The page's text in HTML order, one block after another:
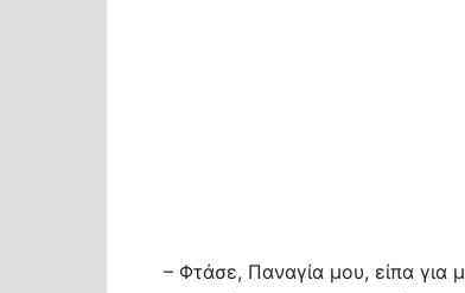
– Φτάσε, Παναγία μου, είπα για